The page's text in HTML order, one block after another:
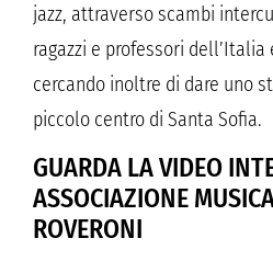
jazz, attraverso scambi
ragazzi e professori
cercando inoltre di dare uno
piccolo centro di Santa Sofia.
GUARDA LA VIDEO
ASSOCIAZIONE
ROVERONI